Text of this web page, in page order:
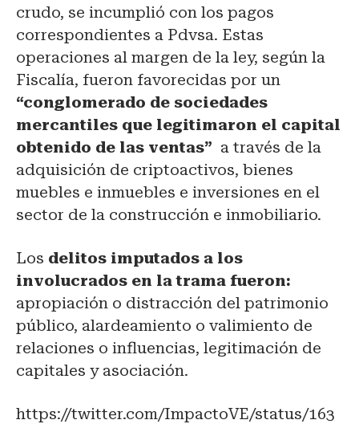
crudo, se incumplió con los pagos
correspondientes a Pdvsa. Estas
operaciones al margen de la ley, según la
Fiscalía, fueron favorecidas por un
“conglomerado de sociedades
mercantiles que legitimaron el capital
obtenido de las ventas” a través de la
adquisición de criptoactivos, bienes
muebles e inmuebles e inversiones en el
sector de la construcción e inmobiliario.
Los delitos imputados a los
involucrados en la trama fueron:
apropiación o distracción del patrimonio
público, alardeamiento o valimiento de
relaciones o influencias, legitimación de
capitales y asociación.
https://twitter.com/ImpactoVE/status/163